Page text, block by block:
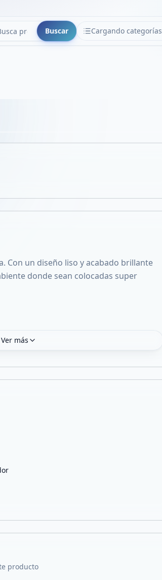
Buscar Cargando categorías
CATEGORÍAS
Con un diseño liso y acabado brillante
donde sean colocadas super
Ver más
producto